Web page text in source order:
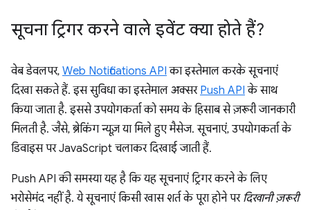
सूचना ट्रिगर करने वाले इवेंट क्या होते हैं?
वेब डेवलपर, Web Notifications API का इस्तेमाल करके सूचनाएं
दिखा सकते हैं. इस सुविधा का इस्तेमाल अक्सर Push API के साथ
किया जाता है. इससे उपयोगकर्ता को समय के हिसाब से ज़रूरी जानकारी
मिलती है. जैसे, ब्रेकिंग न्यूज़ या मिले हुए मैसेज. सूचनाएं, उपयोगकर्ता के
डिवाइस पर JavaScript चलाकर दिखाई जाती हैं.
Push API की समस्या यह है कि यह सूचनाएं ट्रिगर करने के लिए
भरोसेमंद नहीं है. ये सूचनाएं किसी खास शर्त के पूरा होने पर दिखानी ज़रूरी